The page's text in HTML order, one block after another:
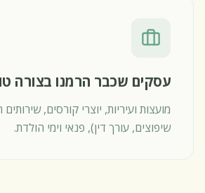
עסקים שכבר הרמנו בצורה
מועצות ועיריות, יוצרי קורסים, שירותים
שיפוצים, עורך דין), פנאי וימי הולדת.